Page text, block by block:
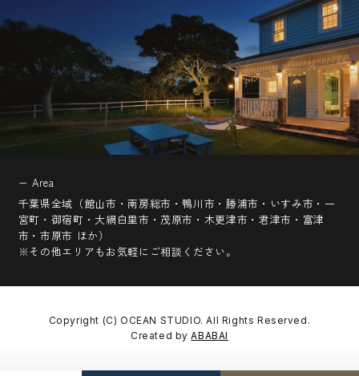
− Area
千葉県全域（館山市・南房総市・鴨川市・勝浦市・いすみ市・一
宮町・御宿町・大網白里市・茂原市・木更津市・君津市・富津
市・市原市 ほか）
※その他エリアもお気軽にご相談ください。
Copyright (C) OCEAN STUDIO. All Rights Reserved.
Created by ABABAI